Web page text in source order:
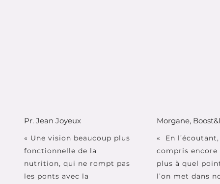
Pr. Jean Joyeux
« Une vision beaucoup plus
fonctionnelle de la
nutrition, qui ne rompt pas
les ponts avec la
Morgane,
« En l’écoutant,
compris encore
plus à quel
l’on met dans